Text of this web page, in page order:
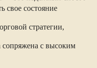
свое состояние
стратегии,
сопряжена с высоким